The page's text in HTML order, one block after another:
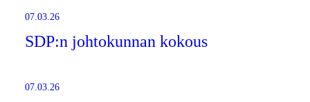
07.03.26
SDP:n johtokunnan kokous
07.03.26